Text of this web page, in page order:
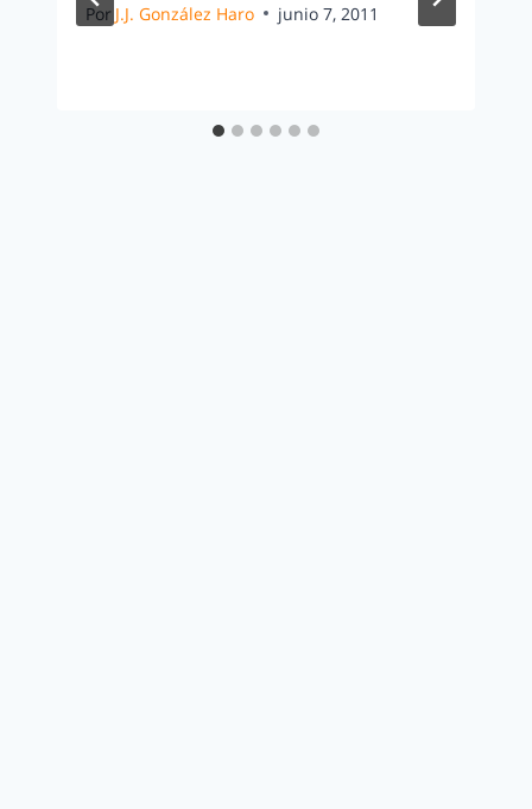
Por J.J. González Haro junio 7, 2011